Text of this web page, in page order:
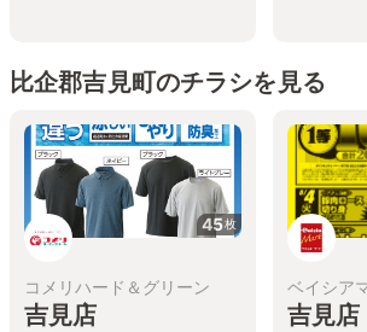
比企郡吉見町のチラシを見る
45枚
コメリハード＆グリーン
吉見店
ベイシア
吉見店